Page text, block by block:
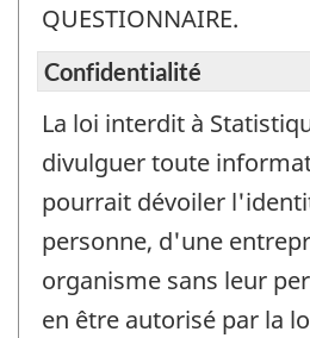
QUESTIONNAIRE.
Confidentialité
La loi interdit à
divulguer toute
pourrait dévoiler
personne, d'une
organisme sans leur
en être autorisé par la